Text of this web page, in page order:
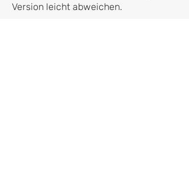
Version leicht abweichen.